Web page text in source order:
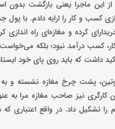
ماجرا یعنی بازگشت بدون
و کار را ارایه دادم. با پول
کرده و مغازه‌‌ای‌ راه اندازی
کسب درآمد نبود؛ بلکه
داشت که باید روی پای خود
پشت چرخ مغازه نشسته و
کارگری نیز صاحب مغازه مرا
تشکیل داد. در واقع اعتباری